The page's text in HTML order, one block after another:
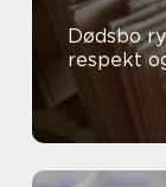
Dødsbo
respekt